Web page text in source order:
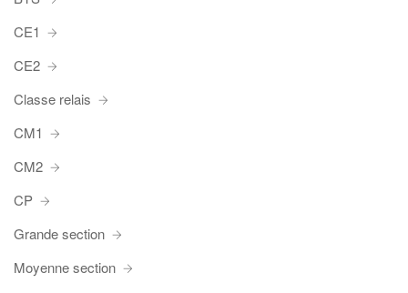
CE1
CE2
Classe relais
CM1
CM2
CP
Grande section
Moyenne section